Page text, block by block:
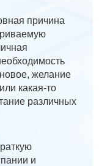
причина
новое, желание
какая-то
различных
и